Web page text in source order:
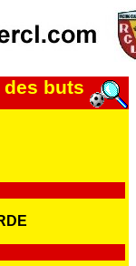
des buts